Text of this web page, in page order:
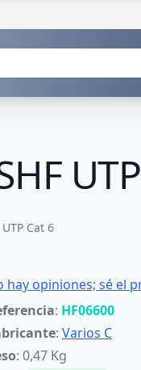
Cat 6
hay opiniones; sé el
: HF06600
: Varios C
: 0,47 Kg